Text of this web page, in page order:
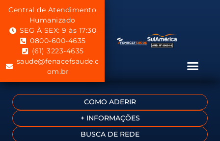
Central de Atendimento
Humanizado
SEG À SEX: 9 às 17:30
0800-600-4635
(61) 3223-4635
saude@fenacefsaude.c
om.br
COMO ADERIR
+ INFORMAÇÕES
BUSCA DE REDE